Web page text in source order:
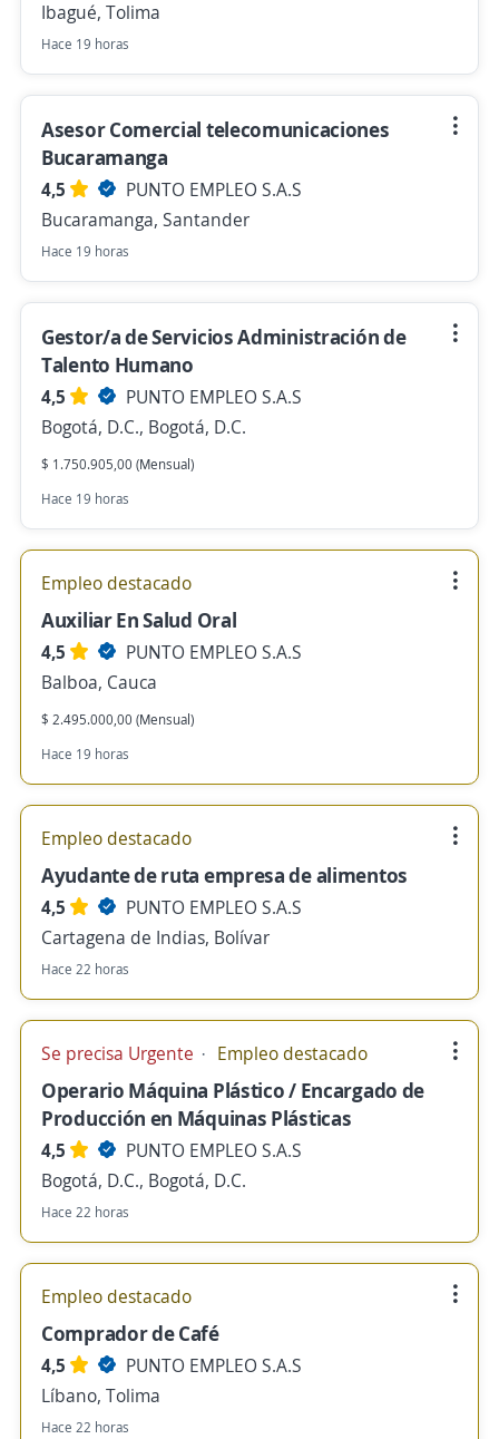
Ibagué, Tolima
Hace 19 horas
Asesor Comercial telecomunicaciones
Bucaramanga
4,5
PUNTO EMPLEO S.A.S
Bucaramanga, Santander
Hace 19 horas
Gestor/a de Servicios Administración de
Talento Humano
4,5
PUNTO EMPLEO S.A.S
Bogotá, D.C., Bogotá, D.C.
$ 1.750.905,00 (Mensual)
Hace 19 horas
Empleo destacado
Auxiliar En Salud Oral
4,5
PUNTO EMPLEO S.A.S
Balboa, Cauca
$ 2.495.000,00 (Mensual)
Hace 19 horas
Empleo destacado
Ayudante de ruta empresa de alimentos
4,5
PUNTO EMPLEO S.A.S
Cartagena de Indias, Bolívar
Hace 22 horas
Se precisa Urgente Empleo destacado
Operario Máquina Plástico / Encargado de
Producción en Máquinas Plásticas
4,5
PUNTO EMPLEO S.A.S
Bogotá, D.C., Bogotá, D.C.
Hace 22 horas
Empleo destacado
Comprador de Café
4,5
PUNTO EMPLEO S.A.S
Líbano, Tolima
Hace 22 horas